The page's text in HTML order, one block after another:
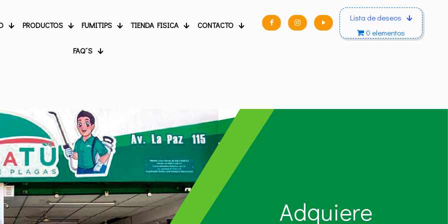
PRODUCTOS FUMITIPS TIENDA FISICA CONTACTO
FAQ´S
Lista de deseos
0 elementos
Adquiere